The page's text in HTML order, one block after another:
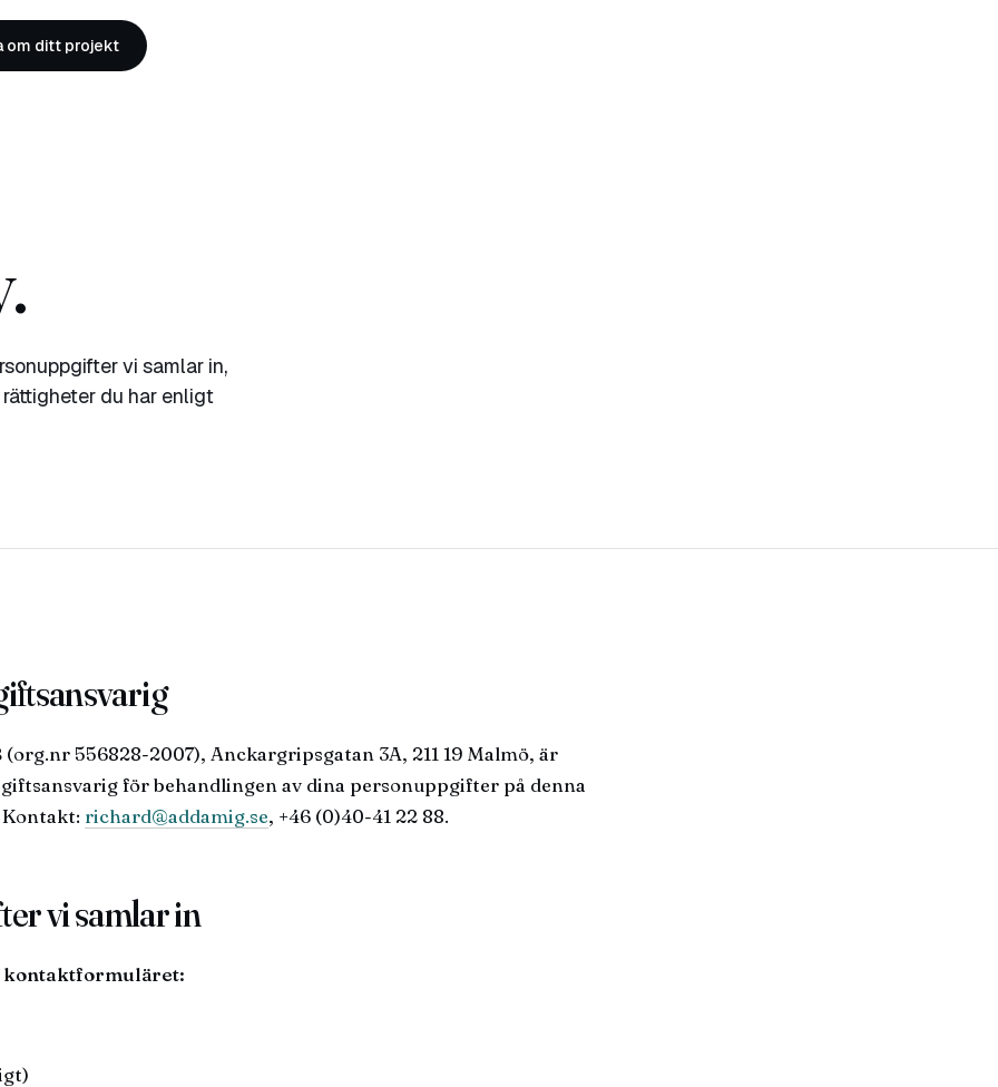
om ditt projekt
vi samlar in,
du har enligt
(org.nr 556828-2007), Anckargripsgatan 3A, 211 19 Malmö, är
för behandlingen av dina personuppgifter på denna
richard@addamig.se, +46 (0)40-41 22 88.
vi samlar in